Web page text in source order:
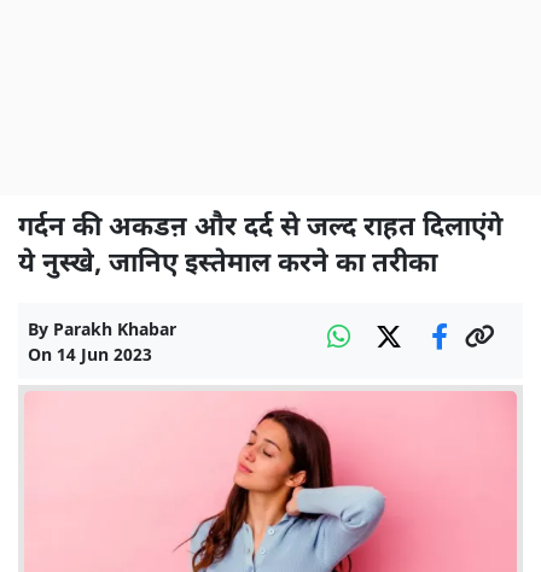
गर्दन की अकडऩ और दर्द से जल्द राहत दिलाएंगे
ये नुस्खे, जानिए इस्तेमाल करने का तरीका
By Parakh Khabar
On 14 Jun 2023